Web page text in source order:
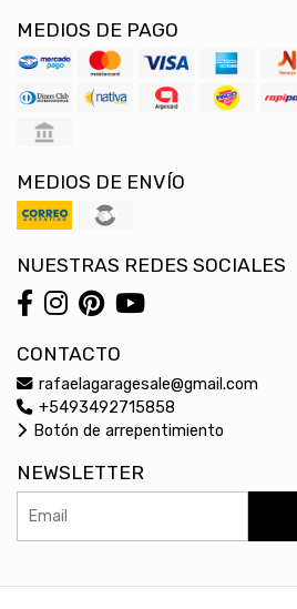
MEDIOS DE PAGO
MEDIOS DE ENVÍO
NUESTRAS REDES SOCIALES
CONTACTO
rafaelagaragesale@gmail.com
+5493492715858
Botón de arrepentimiento
NEWSLETTER